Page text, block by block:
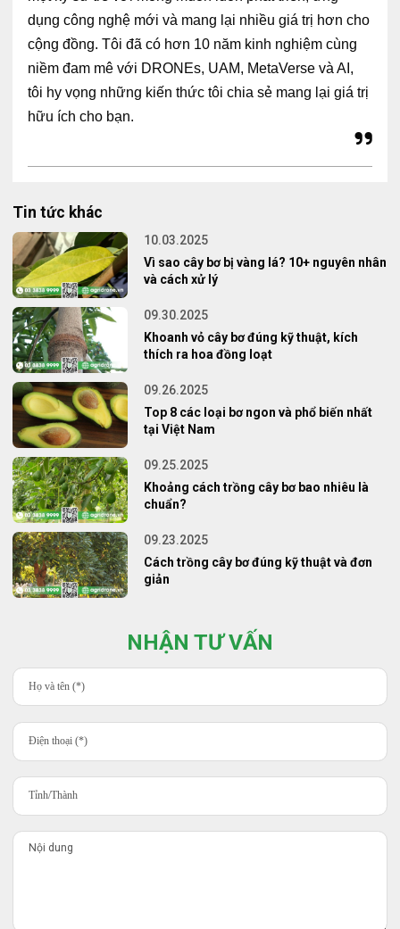
dụng công nghệ mới và mang lại nhiều giá trị hơn cho
cộng đồng. Tôi đã có hơn 10 năm kinh nghiệm cùng
niềm đam mê với DRONEs, UAM, MetaVerse và AI,
tôi hy vọng những kiến thức tôi chia sẻ mang lại giá trị
hữu ích cho bạn.
Tin tức khác
10.03.2025
Vì sao cây bơ bị vàng lá? 10+ nguyên nhân
và cách xử lý
09.30.2025
Khoanh vỏ cây bơ đúng kỹ thuật, kích
thích ra hoa đồng loạt
09.26.2025
Top 8 các loại bơ ngon và phổ biến nhất
tại Việt Nam
09.25.2025
Khoảng cách trồng cây bơ bao nhiêu là
chuẩn?
09.23.2025
Cách trồng cây bơ đúng kỹ thuật và đơn
giản
NHẬN TƯ VẤN